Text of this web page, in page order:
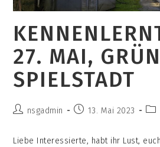
27. MAI,
SPIELSTADT
Beitrags-
nsgadmin
Beitrag13. Mai 2023
Liebe Interessierte, habt ihr Lust,